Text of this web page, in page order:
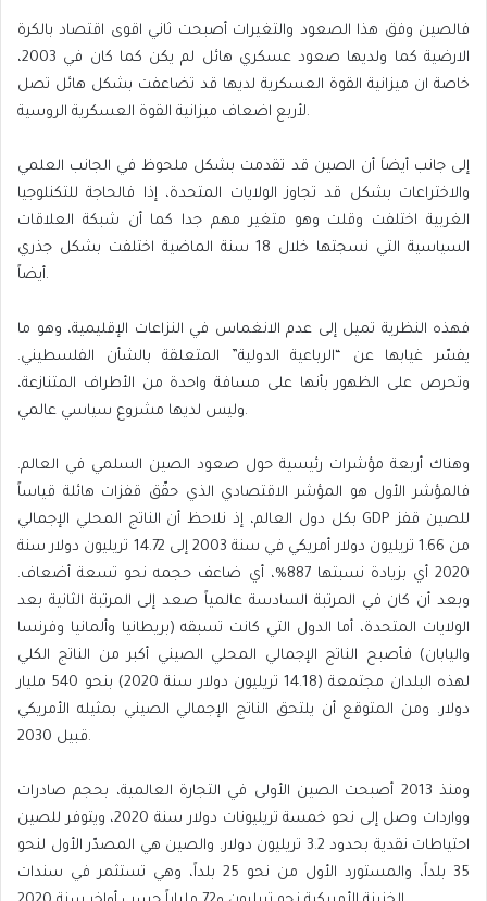
فالصين وفق هذا الصعود والتغيرات أصبحت ثاني اقوى اقتصاد بالكرة
الارضية كما ولديها صعود عسكري هائل لم يكن كما كان في 2003،
خاصة ان ميزانية القوة العسكرية لديها قد تضاعفت بشكل هائل تصل
لأربع اضعاف ميزانية القوة العسكرية الروسية.
إلى جانب أيضاَ أن الصين قد تقدمت بشكل ملحوظ في الجانب العلمي
والاختراعات بشكل قد تجاوز الولايات المتحدة، إذا فالحاجة للتكنلوجيا
الغربية اختلفت وقلت وهو متغير مهم جدا كما أن شبكة العلاقات
السياسية التي نسجتها خلال 18 سنة الماضية اختلفت بشكل جذري
أيضاً.
فهذه النظرية تميل إلى عدم الانغماس في النزاعات الإقليمية، وهو ما
يفسّر غيابها عن “الرباعية الدولية” المتعلقة بالشأن الفلسطيني.
وتحرص على الظهور بأنها على مسافة واحدة من الأطراف المتنازعة،
وليس لديها مشروع سياسي عالمي.
وهناك أربعة مؤشرات رئيسية حول صعود الصين السلمي في العالم.
فالمؤشر الأول هو المؤشر الاقتصادي الذي حقّق قفزات هائلة قياساً
بكل دول العالم، إذ نلاحظ أن الناتج المحلي الإجمالي GDP للصين قفز
من 1.66 تريليون دولار أمريكي في سنة 2003 إلى 14.72 تريليون دولار سنة
2020 أي بزيادة نسبتها 887%، أي ضاعف حجمه نحو تسعة أضعاف.
وبعد أن كان في المرتبة السادسة عالمياً صعد إلى المرتبة الثانية بعد
الولايات المتحدة، أما الدول التي كانت تسبقه (بريطانيا وألمانيا وفرنسا
واليابان) فأصبح الناتج الإجمالي المحلي الصيني أكبر من الناتج الكلي
لهذه البلدان مجتمعة (14.18 تريليون دولار سنة 2020) بنحو 540 مليار
دولار. ومن المتوقع أن يلتحق الناتج الإجمالي الصيني بمثيله الأمريكي
قبيل 2030.
ومنذ 2013 أصبحت الصين الأولى في التجارة العالمية، بحجم صادرات
وواردات وصل إلى نحو خمسة تريليونات دولار سنة 2020، ويتوفر للصين
احتياطات نقدية بحدود 3.2 تريليون دولار. والصين هي المصدّر الأول لنحو
35 بلداً، والمستورد الأول من نحو 25 بلداً، وهي تستثمر في سندات